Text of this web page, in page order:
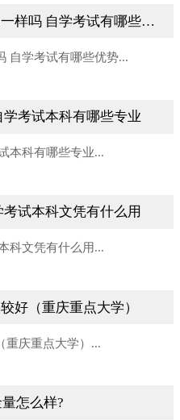
自考本科和全日制本科待遇一样吗 自学考试有哪些优势
自学考试有哪些优势...
考试本科有哪些专业
本科有哪些专业...
试本科文凭有什么用
科文凭有什么用...
好（重庆重点大学）
重庆重点大学）...
怎么样?